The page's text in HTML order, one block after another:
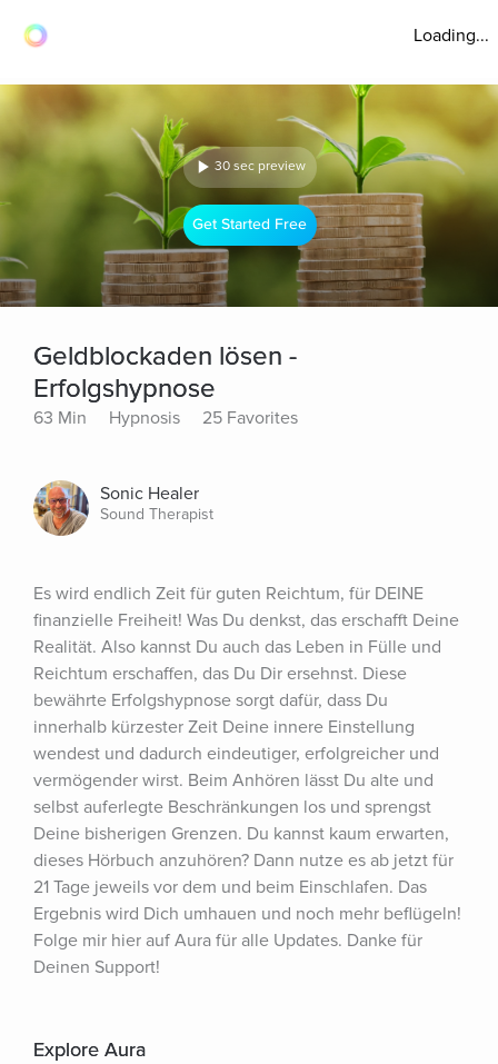
Loading...
30 sec preview
Get Started Free
Geldblockaden lösen -
Erfolgshypnose
63 Min Hypnosis 25 Favorites
Sonic Healer
Sound Therapist
Es wird endlich Zeit für guten Reichtum, für DEINE
finanzielle Freiheit! Was Du denkst, das erschafft Deine
Realität. Also kannst Du auch das Leben in Fülle und
Reichtum erschaffen, das Du Dir ersehnst. Diese
bewährte Erfolgshypnose sorgt dafür, dass Du
innerhalb kürzester Zeit Deine innere Einstellung
wendest und dadurch eindeutiger, erfolgreicher und
vermögender wirst. Beim Anhören lässt Du alte und
selbst auferlegte Beschränkungen los und sprengst
Deine bisherigen Grenzen. Du kannst kaum erwarten,
dieses Hörbuch anzuhören? Dann nutze es ab jetzt für
21 Tage jeweils vor dem und beim Einschlafen. Das
Ergebnis wird Dich umhauen und noch mehr beflügeln!
Folge mir hier auf Aura für alle Updates. Danke für
Deinen Support!
Explore Aura